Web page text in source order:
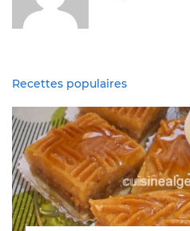
Recettes populaires